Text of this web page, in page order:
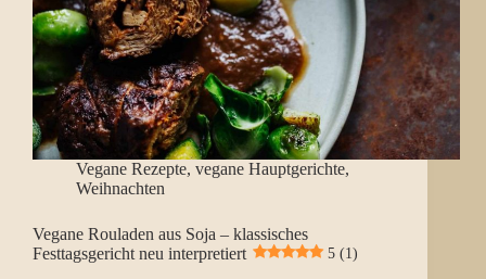
Vegane Rezepte, vegane Hauptgerichte,
Weihnachten
Vegane Rouladen aus Soja – klassisches
Festtagsgericht neu interpretiert
5 (1)